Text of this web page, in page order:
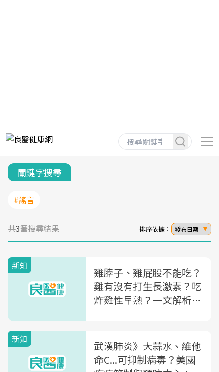
關鍵字搜尋
#謠言
共3筆搜尋結果 排序依據： 發布日期
新知
雞脖子、雞屁股不能吃？
雞有沒有打生長激素？吃
炸雞性早熟？一文解析
新知
武漢肺炎》大蒜水、維他
命C...可抑制病毒？美國